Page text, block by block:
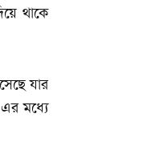
থাকে
যার
মধ্যে